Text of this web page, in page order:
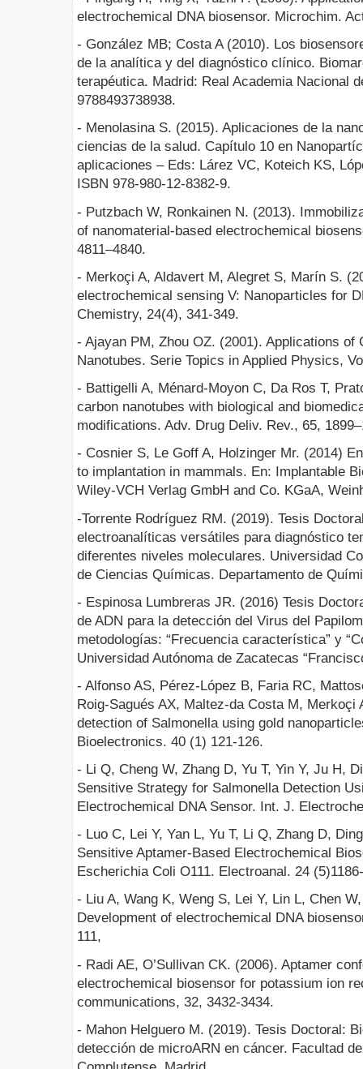
electrochemical DNA biosensor. Microchim.
- González MB; Costa A (2010). Los
de la analítica y del diagnóstico clínico.
terapéutica. Madrid: Real Academia Nacional
9788493738938.
- Menolasina S. (2015). Aplicaciones de la
ciencias de la salud. Capítulo 10 en
aplicaciones – Eds: Lárez VC, Koteich KS,
ISBN 978-980-12-8382-9.
- Putzbach W, Ronkainen N. (2013).
of nanomaterial-based electrochemical
4811–4840.
- Merkoçi A, Aldavert M, Alegret S, Marín S.
electrochemical sensing V: Nanoparticles for
Chemistry, 24(4), 341-349.
- Ajayan PM, Zhou OZ. (2001). Applications of
Nanotubes. Serie Topics in Applied Physics,
- Battigelli A, Ménard-Moyon C, Da Ros T,
carbon nanotubes with biological and
modifications. Adv. Drug Deliv. Rev., 65,
- Cosnier S, Le Goff A, Holzinger Mr. (2014)
to implantation in mammals. En: Implantable
Wiley-VCH Verlag GmbH and Co. KGaA,
-Torrente Rodríguez RM. (2019). Tesis
electroanalíticas versátiles para diagnóstico
diferentes niveles moleculares. Universidad
de Ciencias Químicas. Departamento de
- Espinosa Lumbreras JR. (2016) Tesis
de ADN para la detección del Virus del
metodologías: “Frecuencia característica” y
Universidad Autónoma de Zacatecas
- Alfonso AS, Pérez-López B, Faria RC,
Roig-Sagués AX, Maltez-da Costa M, Merkoçi
detection of Salmonella using gold
Bioelectronics. 40 (1) 121-126.
- Li Q, Cheng W, Zhang D, Yu T, Yin Y, Ju H,
Sensitive Strategy for Salmonella Detection
Electrochemical DNA Sensor. Int. J.
- Luo C, Lei Y, Yan L, Yu T, Li Q, Zhang D,
Sensitive Aptamer-Based Electrochemical
Escherichia Coli O111. Electroanal. 24
- Liu A, Wang K, Weng S, Lei Y, Lin L, Chen
Development of electrochemical DNA
111,
- Radi AE, O’Sullivan CK. (2006). Aptamer
electrochemical biosensor for potassium ion
communications, 32, 3432-3434.
- Mahon Helguero M. (2019). Tesis Doctoral:
detección de microARN en cáncer. Facultad